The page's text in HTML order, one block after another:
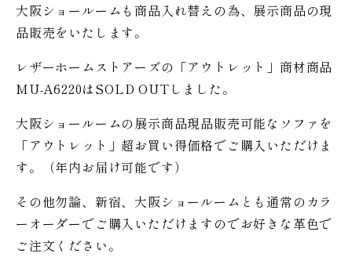
大阪ショールームも商品入れ替えの為、展示商品の現
品販売をいたします。
レザーホームストアーズの「アウトレット」商材商品
MU-A6220はSOLD OUTしました。
大阪ショールームの展示商品現品販売可能なソファを
「アウトレット」超お買い得価格でご購入いただけま
す。（年内お届け可能です）
その他勿論、新宿、大阪ショールームとも通常のカラ
ーオーダーでご購入いただけますのでお好きな革色で
ご注文ください。